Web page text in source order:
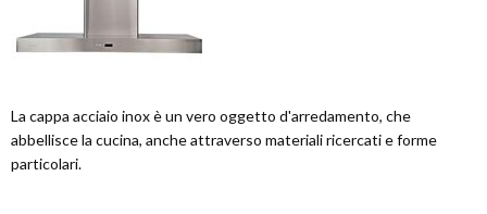
La cappa acciaio inox è un vero oggetto d'arredamento, che
abbellisce la cucina, anche attraverso materiali ricercati e forme
particolari.